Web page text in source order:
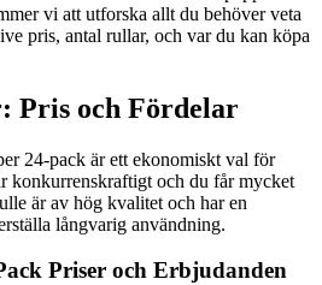
vi att utforska allt du behöver veta
pris, antal rullar, och var du kan köpa
Pris och Fördelar
24-pack är ett ekonomiskt val för
konkurrenskraftigt och du får mycket
är av hög kvalitet och har en
långvarig användning.
Priser och Erbjudanden